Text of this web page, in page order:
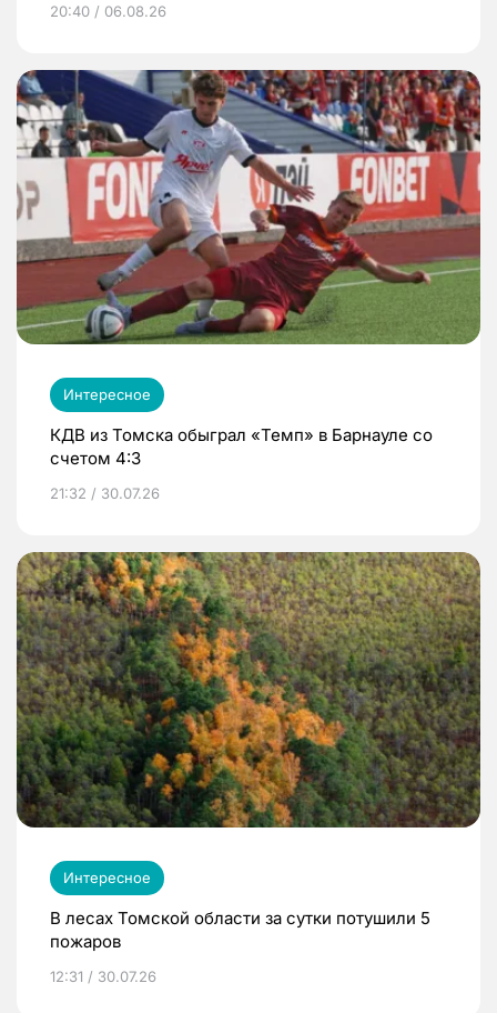
20:40 / 06.08.26
Интересное
КДВ из Томска обыграл «Темп» в Барнауле со
счетом 4:3
21:32 / 30.07.26
Интересное
В лесах Томской области за сутки потушили 5
пожаров
12:31 / 30.07.26